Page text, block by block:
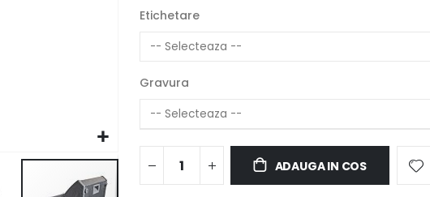
Etichetare
Gravura
ADAUGA IN COS